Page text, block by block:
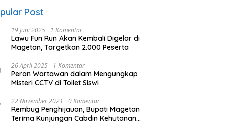
Post
19 Juni 2025 1 Komentar
Lawu Fun Run Akan Kembali Digelar di
Magetan, Targetkan 2.000 Peserta
26 April 2025 1 Komentar
Peran Wartawan dalam Mengungkap
Misteri CCTV di Toilet Siswi
22 November 2021 0 Komentar
Rembug Penghijauan, Bupati Magetan
Terima Kunjungan Cabdin Kehutanan